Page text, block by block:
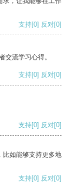
支持[0] 反对[0]
交流学习心得。
支持[0] 反对[0]
支持[0] 反对[0]
比如能够支持更多地
支持[0] 反对[0]